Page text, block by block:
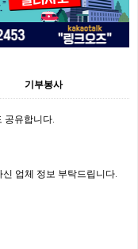
기부봉사
공유합니다.
업체 정보 부탁드립니다.